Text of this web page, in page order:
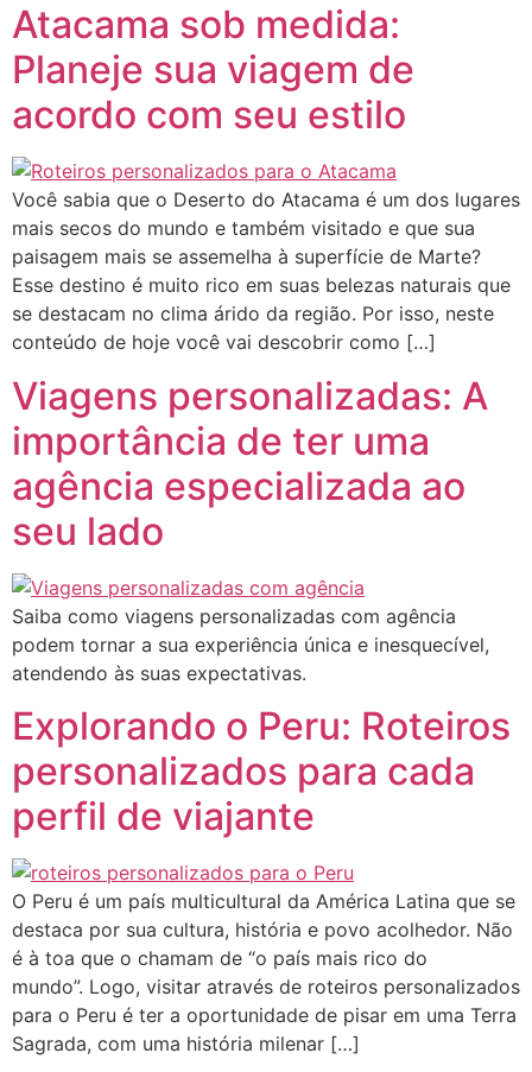
Atacama sob medida:
Planeje sua viagem de
acordo com seu estilo
Você sabia que o Deserto do Atacama é um dos lugares
mais secos do mundo e também visitado e que sua
paisagem mais se assemelha à superfície de Marte?
Esse destino é muito rico em suas belezas naturais que
se destacam no clima árido da região. Por isso, neste
conteúdo de hoje você vai descobrir como […]
Viagens personalizadas: A
importância de ter uma
agência especializada ao
seu lado
Saiba como viagens personalizadas com agência
podem tornar a sua experiência única e inesquecível,
atendendo às suas expectativas.
Explorando o Peru: Roteiros
personalizados para cada
perfil de viajante
O Peru é um país multicultural da América Latina que se
destaca por sua cultura, história e povo acolhedor. Não
é à toa que o chamam de “o país mais rico do
mundo”. Logo, visitar através de roteiros personalizados
para o Peru é ter a oportunidade de pisar em uma Terra
Sagrada, com uma história milenar […]